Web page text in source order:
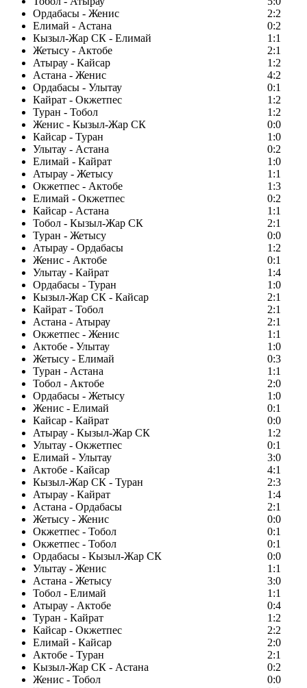
Ордабасы - Женис
2:2
Елимай - Астана
0:2
Кызыл-Жар СК - Елимай
1:1
Жетысу - Актобе
2:1
Атырау - Кайсар
1:2
Астана - Женис
4:2
Ордабасы - Улытау
0:1
Кайрат - Окжетпес
1:2
Туран - Тобол
1:2
Женис - Кызыл-Жар СК
0:0
Кайсар - Туран
1:0
Улытау - Астана
0:2
Елимай - Кайрат
1:0
Атырау - Жетысу
1:1
Окжетпес - Актобе
1:3
Елимай - Окжетпес
0:2
Кайсар - Астана
1:1
Тобол - Кызыл-Жар СК
2:1
Туран - Жетысу
0:0
Атырау - Ордабасы
1:2
Женис - Актобе
0:1
Улытау - Кайрат
1:4
Ордабасы - Туран
1:0
Кызыл-Жар СК - Кайсар
2:1
Кайрат - Тобол
2:1
Астана - Атырау
2:1
Окжетпес - Женис
1:1
Актобе - Улытау
1:0
Жетысу - Елимай
0:3
Туран - Астана
1:1
Тобол - Актобе
2:0
Ордабасы - Жетысу
1:0
Женис - Елимай
0:1
Кайсар - Кайрат
0:0
Атырау - Кызыл-Жар СК
1:2
Улытау - Окжетпес
0:1
Елимай - Улытау
3:0
Актобе - Кайсар
4:1
Кызыл-Жар СК - Туран
2:3
Атырау - Кайрат
1:4
Астана - Ордабасы
2:1
Жетысу - Женис
0:0
Окжетпес - Тобол
0:1
Окжетпес - Тобол
0:1
Ордабасы - Кызыл-Жар СК
0:0
Улытау - Женис
1:1
Астана - Жетысу
3:0
Тобол - Елимай
1:1
Атырау - Актобе
0:4
Туран - Кайрат
1:2
Кайсар - Окжетпес
2:2
Елимай - Кайсар
2:0
Актобе - Туран
2:1
Кызыл-Жар СК - Астана
0:2
Женис - Тобол
0:0